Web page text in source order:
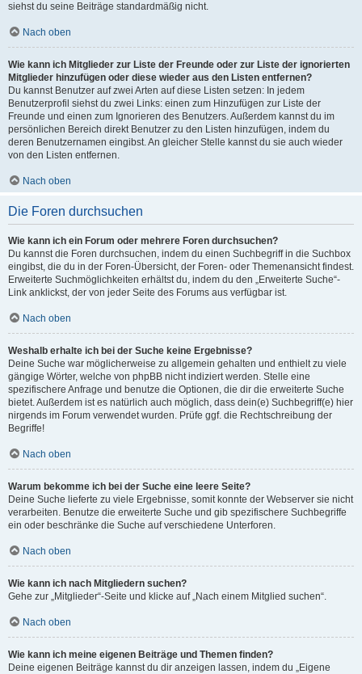
siehst du seine Beiträge standardmäßig nicht.
Nach oben
Wie kann ich Mitglieder zur Liste der Freunde oder zur Liste der ignorierten
Mitglieder hinzufügen oder diese wieder aus den Listen entfernen?
Du kannst Benutzer auf zwei Arten auf diese Listen setzen: In jedem
Benutzerprofil siehst du zwei Links: einen zum Hinzufügen zur Liste der
Freunde und einen zum Ignorieren des Benutzers. Außerdem kannst du im
persönlichen Bereich direkt Benutzer zu den Listen hinzufügen, indem du
deren Benutzernamen eingibst. An gleicher Stelle kannst du sie auch wieder
von den Listen entfernen.
Nach oben
Die Foren durchsuchen
Wie kann ich ein Forum oder mehrere Foren durchsuchen?
Du kannst die Foren durchsuchen, indem du einen Suchbegriff in die Suchbox
eingibst, die du in der Foren-Übersicht, der Foren- oder Themenansicht findest.
Erweiterte Suchmöglichkeiten erhältst du, indem du den „Erweiterte Suche“-
Link anklickst, der von jeder Seite des Forums aus verfügbar ist.
Nach oben
Weshalb erhalte ich bei der Suche keine Ergebnisse?
Deine Suche war möglicherweise zu allgemein gehalten und enthielt zu viele
gängige Wörter, welche von phpBB nicht indiziert werden. Stelle eine
spezifischere Anfrage und benutze die Optionen, die dir die erweiterte Suche
bietet. Außerdem ist es natürlich auch möglich, dass dein(e) Suchbegriff(e) hier
nirgends im Forum verwendet wurden. Prüfe ggf. die Rechtschreibung der
Begriffe!
Nach oben
Warum bekomme ich bei der Suche eine leere Seite?
Deine Suche lieferte zu viele Ergebnisse, somit konnte der Webserver sie nicht
verarbeiten. Benutze die erweiterte Suche und gib spezifischere Suchbegriffe
ein oder beschränke die Suche auf verschiedene Unterforen.
Nach oben
Wie kann ich nach Mitgliedern suchen?
Gehe zur „Mitglieder“-Seite und klicke auf „Nach einem Mitglied suchen“.
Nach oben
Wie kann ich meine eigenen Beiträge und Themen finden?
Deine eigenen Beiträge kannst du dir anzeigen lassen, indem du „Eigene